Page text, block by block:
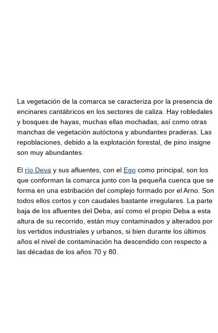
La vegetación de la comarca se caracteriza por la presencia de
encinares cantábricos en los sectores de caliza. Hay robledales
y bosques de hayas, muchas ellas mochadas, así como otras
manchas de vegetación autóctona y abundantes praderas. Las
repoblaciones, debido a la explotación forestal, de pino insigne
son muy abundantes.
El río Deva y sus afluentes, con el Ego como principal, son los
que conforman la comarca junto con la pequeña cuenca que se
forma en una estribación del complejo formado por el Arno. Son
todos ellos cortos y con caudales bastante irregulares. La parte
baja de los afluentes del Deba, así como el propio Deba a esta
altura de su recorrido, están muy contaminados y alterados por
los vertidos industriales y urbanos, si bien durante los últimos
años el nivel de contaminación ha descendido con respecto a
las décadas de los años 70 y 80.